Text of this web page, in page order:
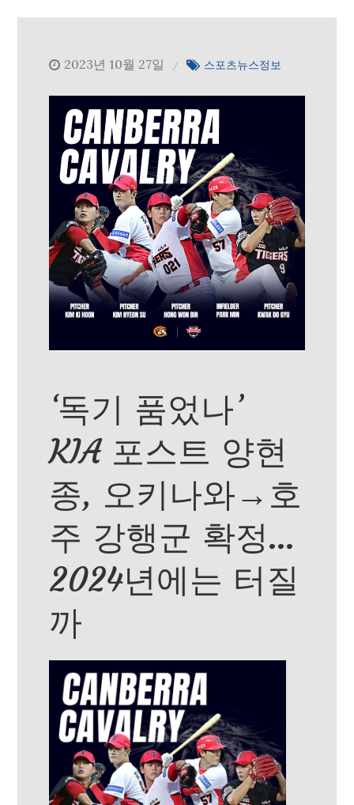
2023년 10월 27일 스포츠뉴스정보
‘독기 품었나’
KIA 포스트 양현
종, 오키나와→호
주 강행군 확정…
2024년에는 터질
까